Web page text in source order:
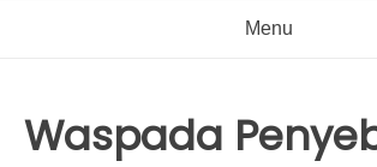
Menu
Waspada